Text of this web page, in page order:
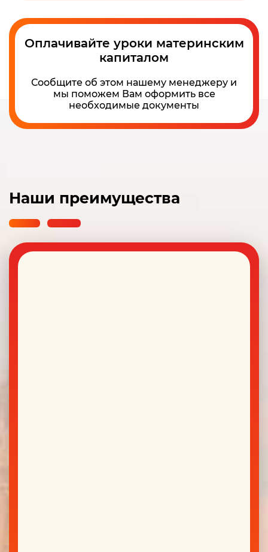
Оплачивайте уроки материнским
капиталом
Сообщите об этом нашему менеджеру и
мы поможем Вам оформить все
необходимые документы
Наши преимущества